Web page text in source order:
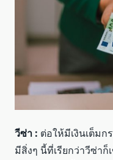
วีซ่า : ต่อให้มีเงินเต็มก
มีสิ่งๆ นี้ที่เรียกว่าวีซ่าก็